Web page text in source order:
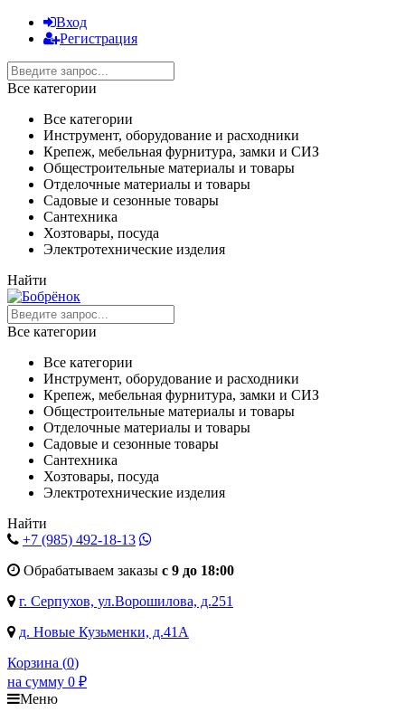
Вход
Регистрация
Все категории
Все категории
Инструмент, оборудование и расходники
Крепеж, мебельная фурнитура, замки и СИЗ
Общестроительные материалы и товары
Отделочные материалы и товары
Садовые и сезонные товары
Сантехника
Хозтовары, посуда
Электротехнические изделия
Найти
Все категории
Все категории
Инструмент, оборудование и расходники
Крепеж, мебельная фурнитура, замки и СИЗ
Общестроительные материалы и товары
Отделочные материалы и товары
Садовые и сезонные товары
Сантехника
Хозтовары, посуда
Электротехнические изделия
Найти
+7 (985) 492-18-13
Обрабатываем заказы с 9 до 18:00
г. Серпухов, ул.Ворошилова, д.251
д. Новые Кузьменки, д.41А
Корзина (0)
на сумму 0 ₽
Меню